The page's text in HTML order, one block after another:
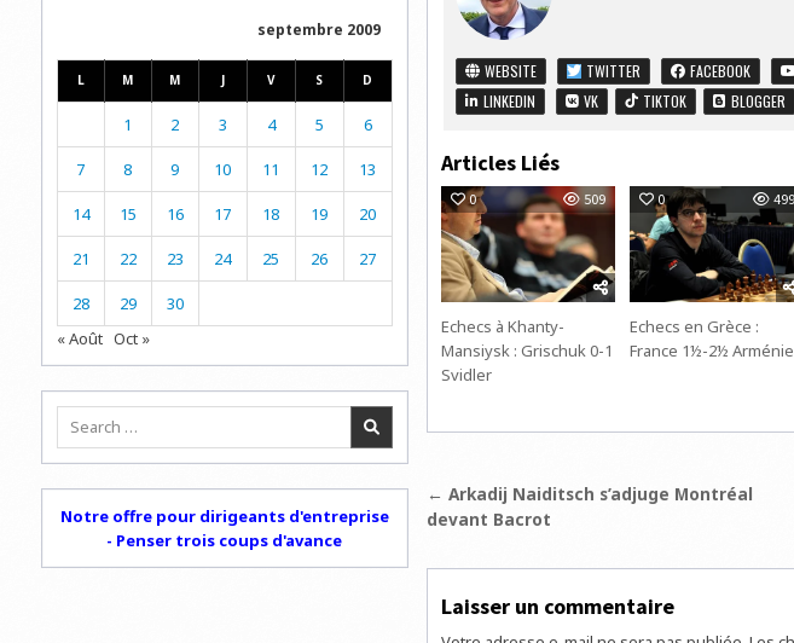
WEBSITE TWITTER FACEBOOK
LINKEDIN
VK TIKTOK BLOGGER
Articles Liés
0 509
Echecs à Khanty-
Mansiysk : Grischuk 0-1
Svidler
0 499
Echecs en Grèce :
France 1½-2½ Arménie
Navigation
de
l’article
← Arkadij Naiditsch s’adjuge Montréal
devant Bacrot
Laisser un commentaire
septembre 2009
L M M J V S D
1 2 3 4 5 6
7 8 9 10 11 12 13
14 15 16 17 18 19 20
21 22 23 24 25 26 27
28 29
30
« Août Oct »
Search
Notre offre pour dirigeants d'entreprise
- Penser trois coups d'avance